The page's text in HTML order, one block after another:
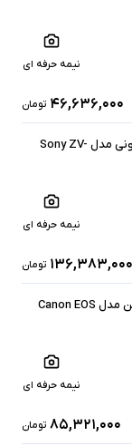
نیمه حرفه ای
۴۶,۶۳۶,۰۰۰ تومان
دوربین دیجیتال استوک سونی مدل Sony ZV-
نیمه حرفه ای
۱۳۶,۳۸۳,۰۰۰ تومان
دوربین دیجیتال استوک کانن مدل Canon EOS
نیمه حرفه ای
۸۵,۳۲۱,۰۰۰ تومان